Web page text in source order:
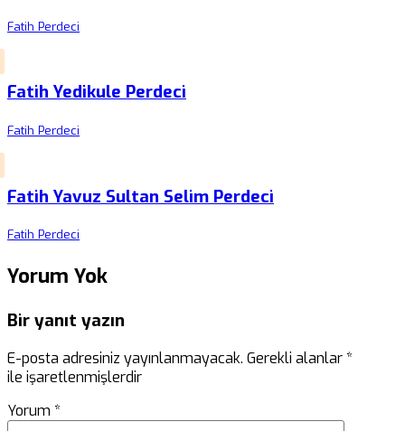
Fatih Perdeci
Fatih Yedikule Perdeci
Fatih Perdeci
Fatih Yavuz Sultan Selim Perdeci
Fatih Perdeci
Yorum Yok
Bir yanıt yazın
E-posta adresiniz yayınlanmayacak. Gerekli alanlar*
ile işaretlenmişlerdir
Yorum *